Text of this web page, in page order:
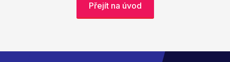
Přejít na úvod